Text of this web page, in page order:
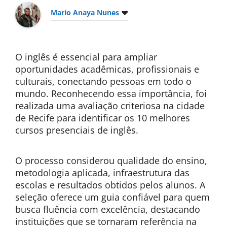
Mario Anaya Nunes
O inglês é essencial para ampliar
oportunidades acadêmicas, profissionais e
culturais, conectando pessoas em todo o
mundo. Reconhecendo essa importância, foi
realizada uma avaliação criteriosa na cidade
de Recife para identificar os 10 melhores
cursos presenciais de inglês.
O processo considerou qualidade do ensino,
metodologia aplicada, infraestrutura das
escolas e resultados obtidos pelos alunos. A
seleção oferece um guia confiável para quem
busca fluência com excelência, destacando
instituições que se tornaram referência na